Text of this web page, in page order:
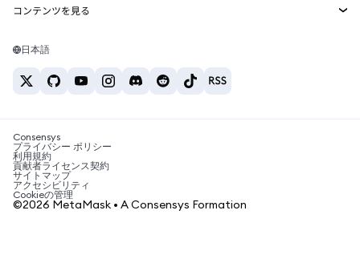
Web3サービス
サポート
キャリア
お問い合わせ
Tetherの価格
USDT→INR
BTC→INR
ETH→USDT
ETHの購入
USDTの購入
SHIBの購入
BNBの購入
コンテンツを見る
Solanaウォレット
税制関連ニュース
暗号資産の購入方法は？
ビットコインを売るには？
日本語
Consensys
プライバシー ポリシー
利用規約
貢献者ライセンス契約
サイトマップ
アクセシビリティ
Cookieの管理
©2026 MetaMask • A Consensys Formation